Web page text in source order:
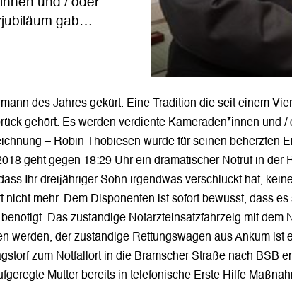
gab…
des Jahres gekürt. Eine Tradition die seit einem
gehört. Es werden verdiente Kameraden*innen und
– Robin Thobiesen wurde für seinen beherzten
geht gegen 18:29 Uhr ein dramatischer Notruf in
Ihr dreijähriger Sohn irgendwas verschluckt hat,
mehr. Dem Disponenten ist sofort bewusst, dass
Das zuständige Notarzteinsatzfahrzeig mit dem
werden, der zuständige Rettungswagen aus Ankum ist
zum Notfallort in die Bramscher Straße nach BSB
Mutter bereits in telefonische Erste Hilfe